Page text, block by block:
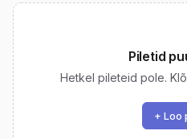
Piletid
Hetkel pileteid pole.
+ Loo